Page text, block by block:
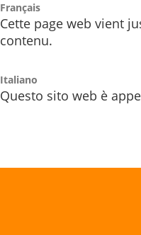
Français
Cette page web vient
contenu.
Italiano
Questo sito web è